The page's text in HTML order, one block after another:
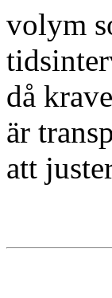
volym
då
är
att